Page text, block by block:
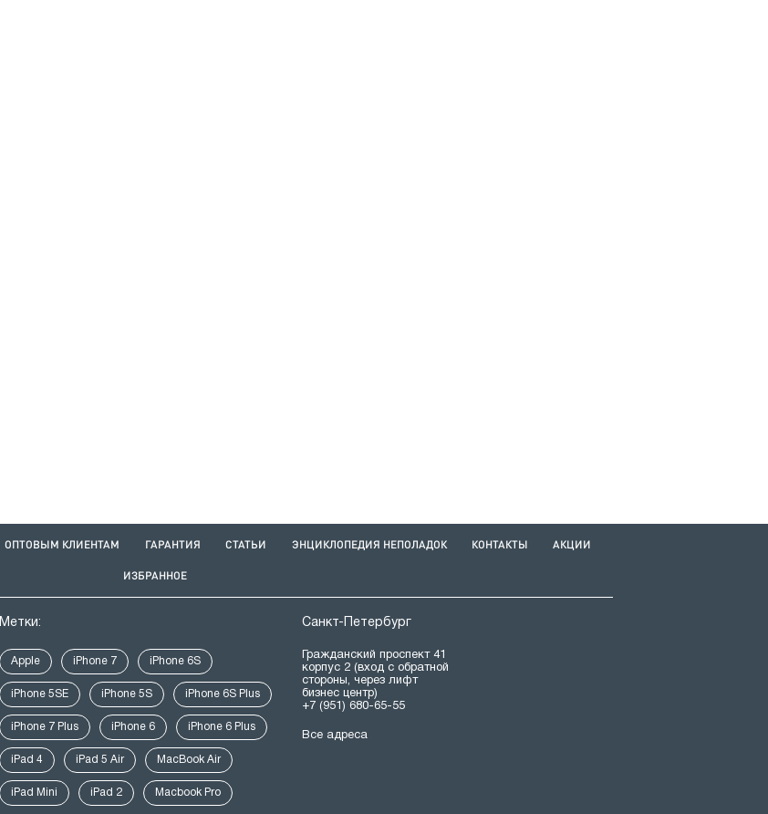
ОПТОВЫМ КЛИЕНТАМ ГАРАНТИЯ СТАТЬИ ЭНЦИКЛОПЕДИЯ НЕПОЛАДОК КОНТАКТЫ АКЦИИ
ИЗБРАННОЕ
Метки:
Apple iPhone 7 iPhone 6S
iPhone 5SE iPhone 5S iPhone 6S Plus
iPhone 7 Plus iPhone 6 iPhone 6 Plus
iPad 4 iPad 5 Air MacBook Air
iPad Mini iPad 2 Macbook Pro
Санкт-Петербург
Гражданский проспект 41
корпус 2 (вход с обратной
стороны, через лифт
бизнес центр)
+7 (951) 680-65-55
Все адреса